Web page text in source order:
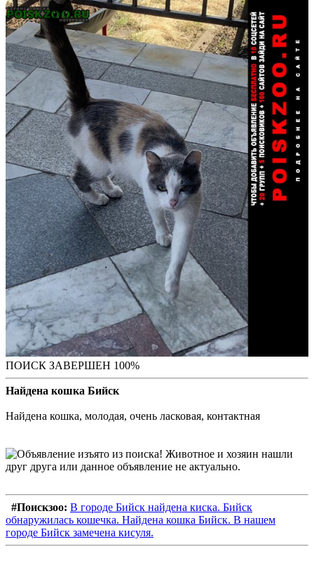
ПОИСК ЗАВЕРШЕН 100%
Найдена кошка Бийск
Найдена кошка, молодая, очень ласковая, контактная
#Поискзоо: В городе Бийск найдена киска. Бийск
обнаружилась кошечка. Найдена кошка Бийск. В нашем
городе Бийск замечена кисуля.